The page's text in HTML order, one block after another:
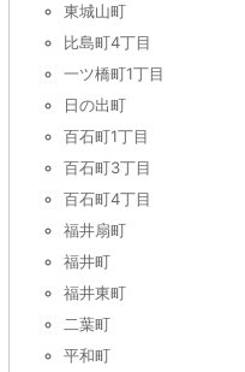
東城山町
比島町4丁目
一ツ橋町1丁目
日の出町
百石町1丁目
百石町3丁目
百石町4丁目
福井扇町
福井町
福井東町
二葉町
平和町